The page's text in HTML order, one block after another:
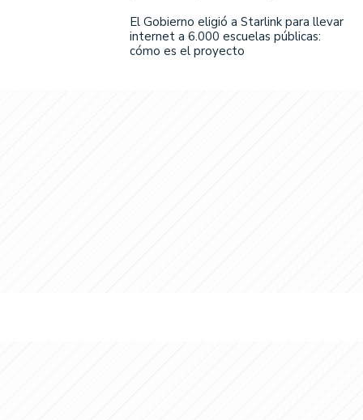
El Gobierno eligió a Starlink para llevar
internet a 6.000 escuelas públicas:
cómo es el proyecto